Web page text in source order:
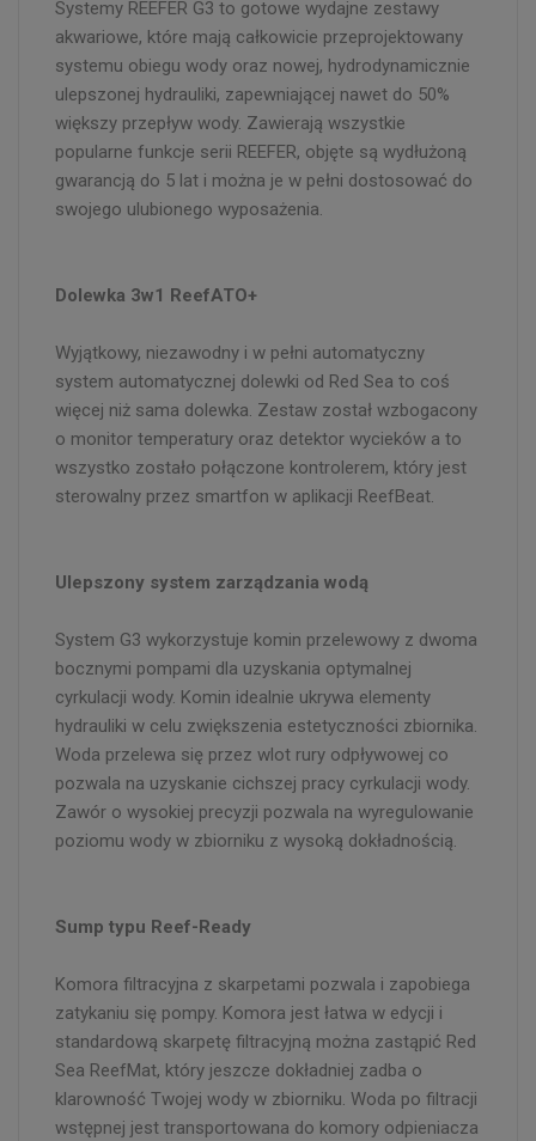
Systemy REEFER G3 to gotowe wydajne zestawy
akwariowe, które mają całkowicie przeprojektowany
systemu obiegu wody oraz nowej, hydrodynamicznie
ulepszonej hydrauliki, zapewniającej nawet do 50%
większy przepływ wody. Zawierają wszystkie
popularne funkcje serii REEFER, objęte są wydłużoną
gwarancją do 5 lat i można je w pełni dostosować do
swojego ulubionego wyposażenia.
Dolewka 3w1 ReefATO+
Wyjątkowy, niezawodny i w pełni automatyczny
system automatycznej dolewki od Red Sea to coś
więcej niż sama dolewka. Zestaw został wzbogacony
o monitor temperatury oraz detektor wycieków a to
wszystko zostało połączone kontrolerem, który jest
sterowalny przez smartfon w aplikacji ReefBeat.
Ulepszony system zarządzania wodą
System G3 wykorzystuje komin przelewowy z dwoma
bocznymi pompami dla uzyskania optymalnej
cyrkulacji wody. Komin idealnie ukrywa elementy
hydrauliki w celu zwiększenia estetyczności zbiornika.
Woda przelewa się przez wlot rury odpływowej co
pozwala na uzyskanie cichszej pracy cyrkulacji wody.
Zawór o wysokiej precyzji pozwala na wyregulowanie
poziomu wody w zbiorniku z wysoką dokładnością.
Sump typu Reef-Ready
Komora filtracyjna z skarpetami pozwala i zapobiega
zatykaniu się pompy. Komora jest łatwa w edycji i
standardową skarpetę filtracyjną można zastąpić Red
Sea ReefMat, który jeszcze dokładniej zadba o
klarowność Twojej wody w zbiorniku. Woda po filtracji
wstępnej jest transportowana do komory odpieniacza